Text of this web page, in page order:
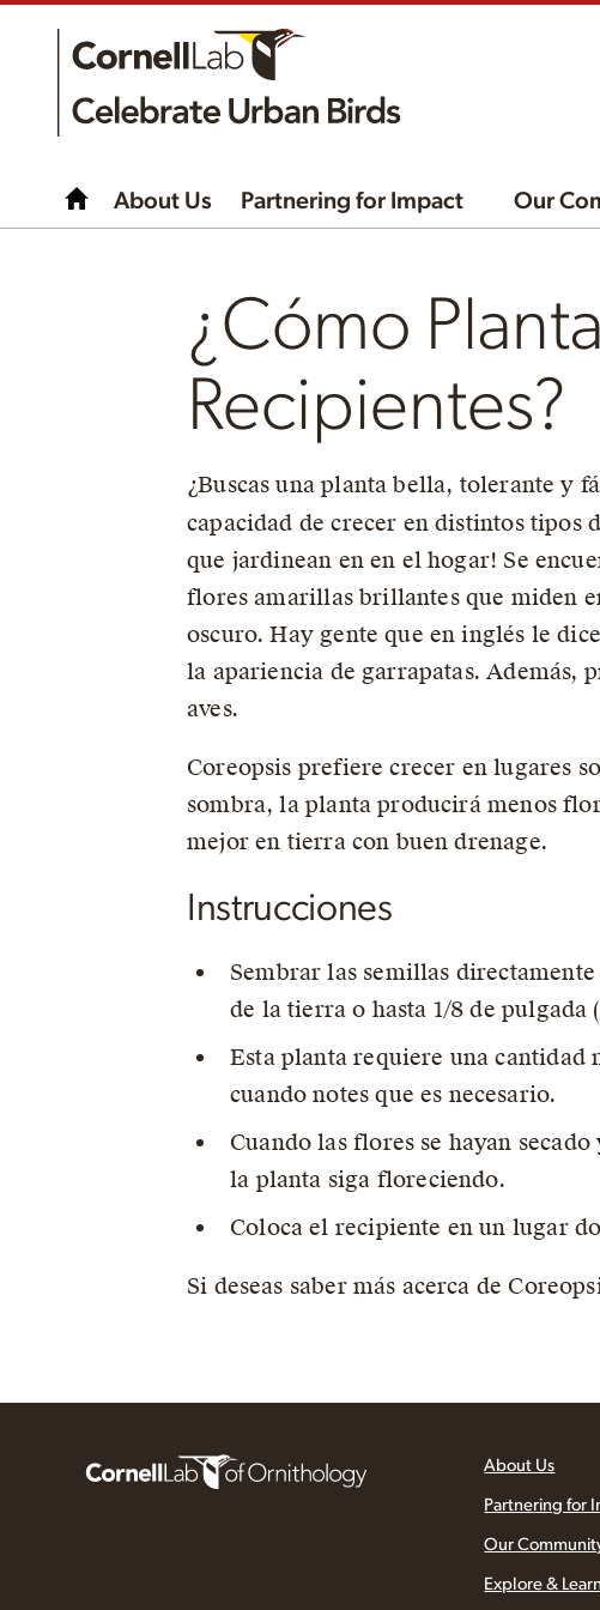
About Us Partnering for Impact Our
¿Cómo
Recipientes?
¿Buscas una planta bella, tolerante y
capacidad de crecer en distintos tipos
que jardinean en en el hogar! Se
flores amarillas brillantes que miden
oscuro. Hay gente que en inglés le
la apariencia de garrapatas. Además,
aves.
Coreopsis prefiere crecer en lugares
sombra, la planta producirá menos
mejor en tierra con buen drenage.
Instrucciones
Sembrar las semillas
de la tierra o hasta 1/8 de
Esta planta requiere una cantidad
cuando notes que es necesario.
Cuando las flores se hayan
la planta siga floreciendo.
Coloca el recipiente en un lugar
Si deseas saber más acerca de
About Us
Partnering for
Our
Explore & Learn